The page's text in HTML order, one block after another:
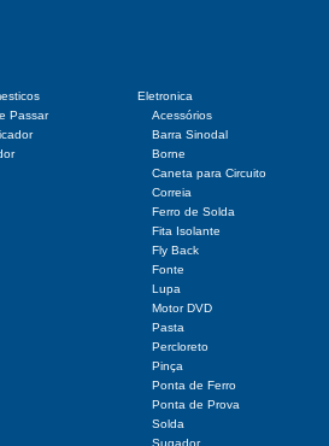
Passar
Eletronica
Acessórios
Barra Sinodal
Borne
Caneta para Circuito
Correia
Ferro de Solda
Fita Isolante
Fly Back
Fonte
Lupa
Motor DVD
Pasta
Percloreto
Pinça
Ponta de Ferro
Ponta de Prova
Solda
Sugador